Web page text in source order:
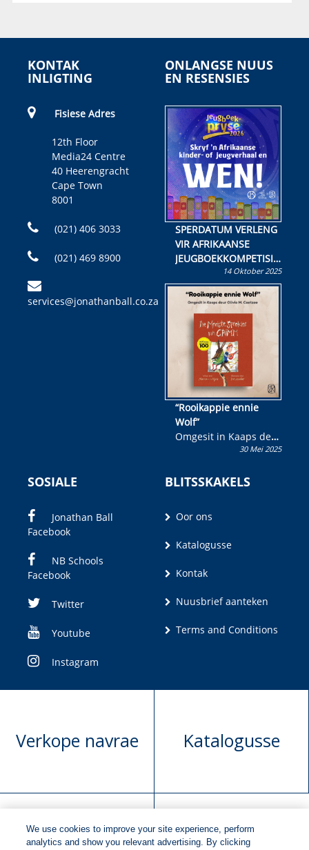
KONTAK
INLIGTING
Fisiese Adres
12th Floor
Media24 Centre
40 Heerengracht
Cape Town
8001
(021) 406 3033
(021) 469 8900
services@jonathanball.co.za
ONLANGSE NUUS
EN RESENSIES
SPERDATUM VERLENG
VIR AFRIKAANSE
JEUGBOEKKOMPETISIE
Skryf ’n jeugboek of
kinderboek en staan ’n
kans om R50 000 te
wen!
14 Oktober 2025
“Rooikappie ennie
Wolf”
Omgesit in Kaaps deur
Olivia M. Coetzee30 Mei 2025
SOSIALE
Jonathan Ball
Facebook
NB Schools
Facebook
Twitter
Youtube
Instagram
BLITSSKAKELS
Oor ons
Katalogusse
Kontak
Nuusbrief aanteken
Terms and Conditions
Verkope navrae Katalogusse
Manuskrip Versoek boekregte
We use cookies to improve your site experience, perform
analytics and show you relevant advertising. By clicking